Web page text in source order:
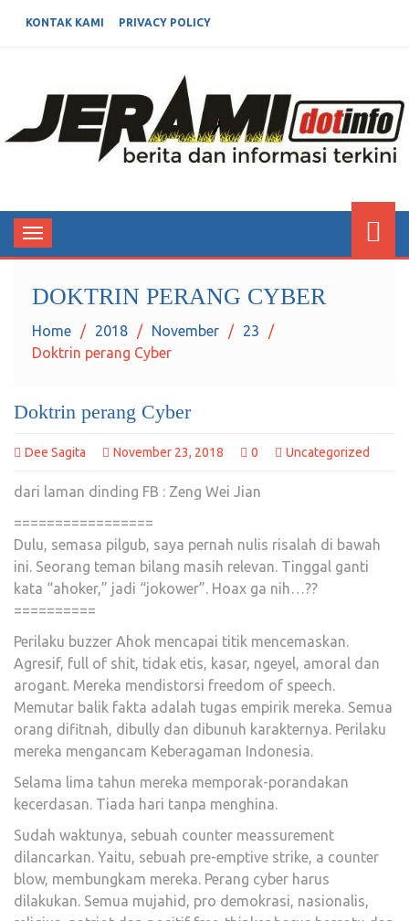
KONTAK KAMI PRIVACY POLICY
JERAMIDOTINFO
Toggle
navigation
DOKTRIN PERANG CYBER
Home 2018 November
23
Doktrin perang Cyber
Doktrin perang Cyber
Dee Sagita November 23, 2018 0 Uncategorized
dari laman dinding FB : Zeng Wei Jian
=================
Dulu, semasa pilgub, saya pernah nulis risalah di bawah
ini. Seorang teman bilang masih relevan. Tinggal ganti
kata “ahoker,” jadi “jokower”. Hoax ga nih…??
==========
Perilaku buzzer Ahok mencapai titik mencemaskan.
Agresif, full of shit, tidak etis, kasar, ngeyel, amoral dan
arogant. Mereka mendistorsi freedom of speech.
Memutar balik fakta adalah tugas empirik mereka. Semua
orang difitnah, dibully dan dibunuh karakternya. Perilaku
mereka mengancam Keberagaman Indonesia.
Selama lima tahun mereka memporak-porandakan
kecerdasan. Tiada hari tanpa menghina.
Sudah waktunya, sebuah counter meassurement
dilancarkan. Yaitu, sebuah pre-emptive strike, a counter
blow, membungkam mereka. Perang cyber harus
dilakukan. Semua mujahid, pro demokrasi, nasionalis,